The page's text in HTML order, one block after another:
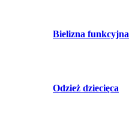
Bielizna funkcyjna
Odzież dziecięca